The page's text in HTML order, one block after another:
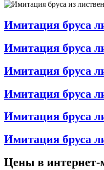
Имитация бруса
Имитация бруса
Имитация бруса
Имитация бруса
Имитация бруса
Имитация бруса
Цены в интернет-